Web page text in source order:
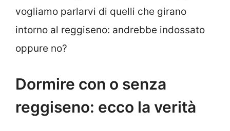
vogliamo parlarvi di quelli che girano
intorno al reggiseno: andrebbe indossato
oppure no?
Dormire con o senza
reggiseno: ecco la verità